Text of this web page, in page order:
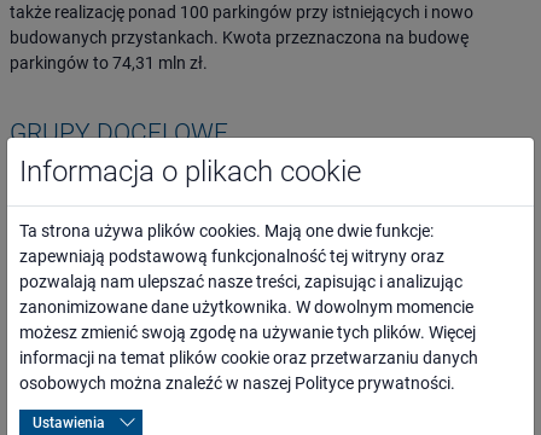
także realizację ponad 100 parkingów przy istniejących i nowo
budowanych przystankach. Kwota przeznaczona na budowę
parkingów to 74,31 mln zł.
GRUPY DOCELOWE
ogół społeczeństwa, mieszkańcy najbliższego otoczenia inwestycji
oraz całego regionu,
osoby o ograniczonej możliwości poruszania się,
przewoźnicy oraz inni kontrahenci,
media lokalne, regionalne, branżowe i ogólnopolskie,
administracja rządowa i samorządowa,
organizacje pozarządowe.
WARTOŚĆ PROJEKTU
Informacja o plikach cookie
Ta strona używa plików cookies. Mają one dwie funkcje:
zapewniają podstawową funkcjonalność tej witryny oraz
pozwalają nam ulepszać nasze treści, zapisując i analizując
zanonimizowane dane użytkownika. W dowolnym momencie
możesz zmienić swoją zgodę na używanie tych plików. Więcej
informacji na temat plików cookie oraz przetwarzaniu danych
osobowych można znaleźć w naszej Polityce prywatności.
Ustawienia